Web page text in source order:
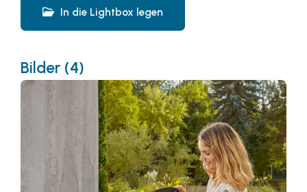
In die Lightbox legen
Bilder (4)